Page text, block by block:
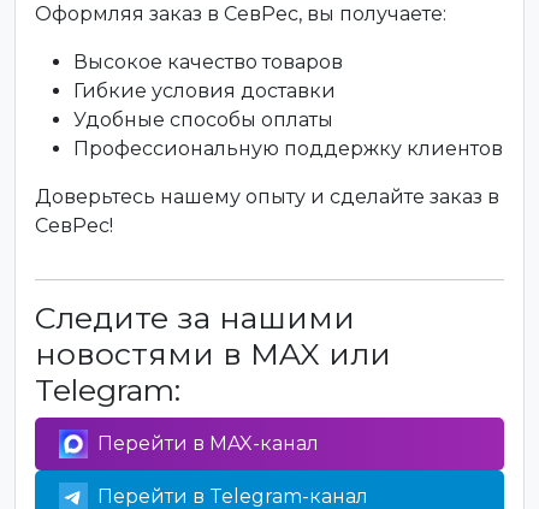
Оформляя заказ в СевРес, вы получаете:
Высокое качество товаров
Гибкие условия доставки
Удобные способы оплаты
Профессиональную поддержку клиентов
Доверьтесь нашему опыту и сделайте заказ в
СевРес!
Следите за нашими
новостями в MAX или
Telegram:
Перейти в MAX-канал
Перейти в Telegram-канал